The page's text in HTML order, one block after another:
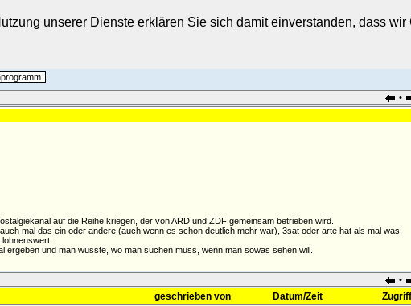
unserer Dienste erklären Sie sich damit einverstanden, dass wir
•
auf die Reihe kriegen, der von ARD und ZDF gemeinsam betrieben wird.
mal das ein oder andere (auch wenn es schon deutlich mehr war), 3sat oder arte hat als mal was,
ergeben und man wüsste, wo man suchen muss, wenn man sowas sehen will.
•
geschrieben von Datum/Zeit